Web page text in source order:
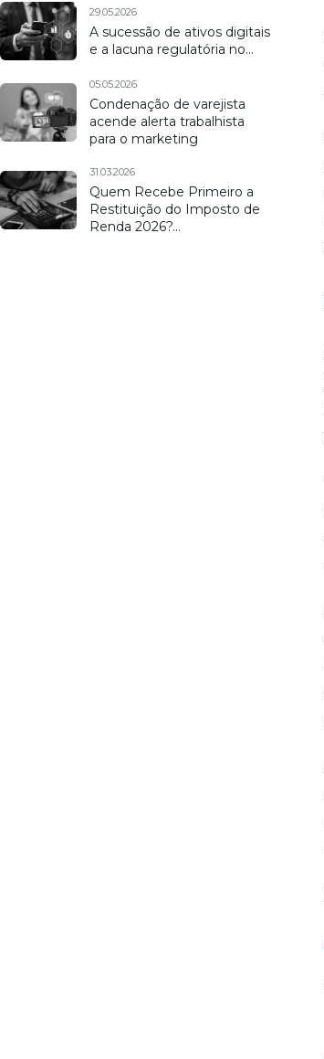
29.05.2026
A sucessão de ativos digitais
e a lacuna regulatória no…
05.05.2026
Condenação de varejista
acende alerta trabalhista
para o marketing
31.03.2026
Quem Recebe Primeiro a
Restituição do Imposto de
Renda 2026?…